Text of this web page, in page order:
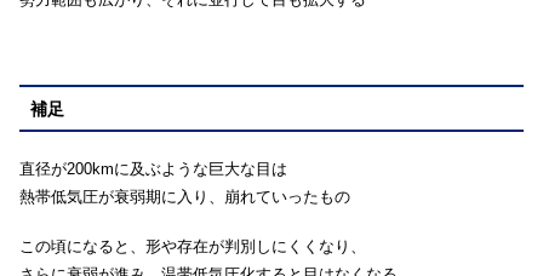
補足
直径が200kmに及ぶような巨大な目は
熱帯低気圧が衰弱期に入り、崩れていったもの
この頃になると、形や存在が判別しにくくなり、